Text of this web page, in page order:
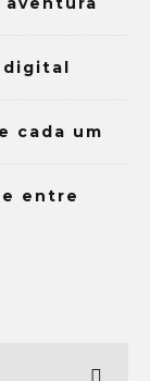
digital
cada um
entre